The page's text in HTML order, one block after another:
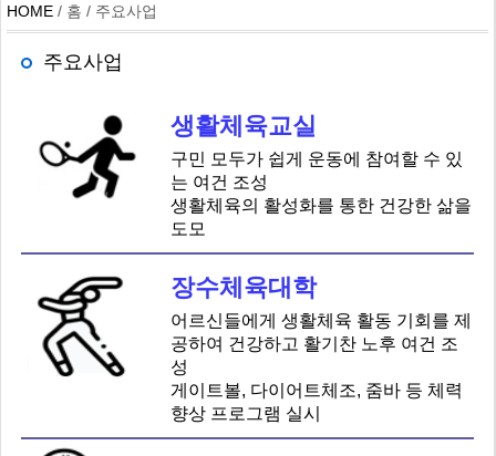
HOME / 홈 / 주요사업
주요사업
생활체육교실
구민 모두가 쉽게 운동에 참여할 수 있
는 여건 조성
생활체육의 활성화를 통한 건강한 삶을
도모
장수체육대학
어르신들에게 생활체육 활동 기회를 제
공하여 건강하고 활기찬 노후 여건 조
성
게이트볼, 다이어트체조, 줌바 등 체력
향상 프로그램 실시